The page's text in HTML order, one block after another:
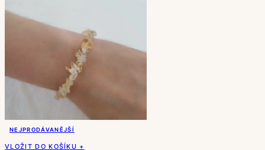
NEJPRODÁVANĚJŠÍ
VLOŽIT DO KOŠÍKU +